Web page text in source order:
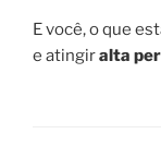
E você, o que
e atingiralta